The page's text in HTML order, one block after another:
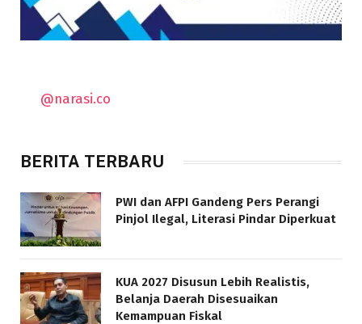
@narasi.co
BERITA TERBARU
PWI dan AFPI Gandeng Pers Perangi
Pinjol Ilegal, Literasi Pindar Diperkuat
KUA 2027 Disusun Lebih Realistis,
Belanja Daerah Disesuaikan
Kemampuan Fiskal